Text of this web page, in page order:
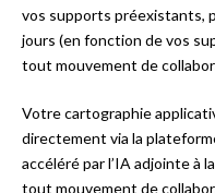
vos supports préexistants,
jours (en fonction de vos
tout mouvement de
Votre cartographie
directement via la
accéléré par l’IA adjointe à
tout mouvement de